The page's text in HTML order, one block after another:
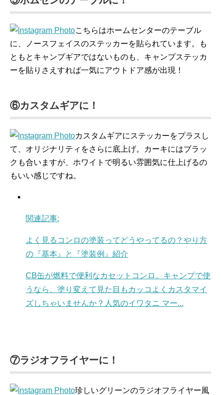
こちらはホームセンターのテーブル
に、ノースフェイスのステッカーを貼られています。も
ともとキャンプギアではないものも、キャンプステッカ
ーを貼りさえすれば一気にアウトドア感が出現！
⑥カスタムギアに！
カスタムギアにステッカーをプラスし
て、オリジナリティをさらに底上げ。カーキにはブラッ
クも合いますが、ホワイトで明るい雰囲気に仕上げるの
もいい感じですね。
関連記事:
よく見るコンロの塗装ってどうやってるの？やり方
の『基本』と『塗装例』紹介
CB缶が燃料で便利なカセットコンロ。キャンプで使
うなら、塗り変えて見た目もカッコよくカスタマイ
ズしちゃいませんか？人気のイワタニ マー...
⑦ラジオフライヤーに！
珍しいグリーンのラジオフライヤー風